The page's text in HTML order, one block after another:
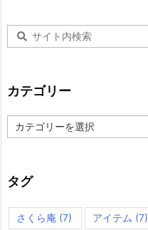
カテゴリー
テ
ー
タグ
さくら庵 (7) アイテム (7)